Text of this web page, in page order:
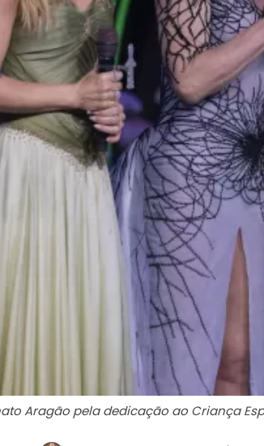
Aragão pela dedicação ao Criança